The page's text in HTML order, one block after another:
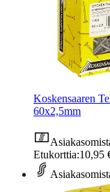
Koskensaaren
60x2,5mm
Etukorttia:10,95